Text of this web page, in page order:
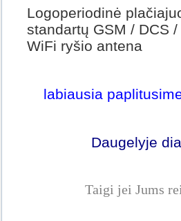
Logoperiodinė
standartų GSM / DCS
WiFi ryšio antena
labiausia
Daugelyje
Taigi jei Jums